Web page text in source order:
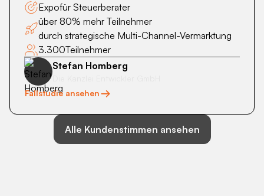
Expofür Steuerberater
über 80% mehr Teilnehmer
durch strategische Multi-Channel-Vermarktung
3.300Teilnehmer
Stefan Homberg
Fallstudie ansehen
Alle Kundenstimmen ansehen